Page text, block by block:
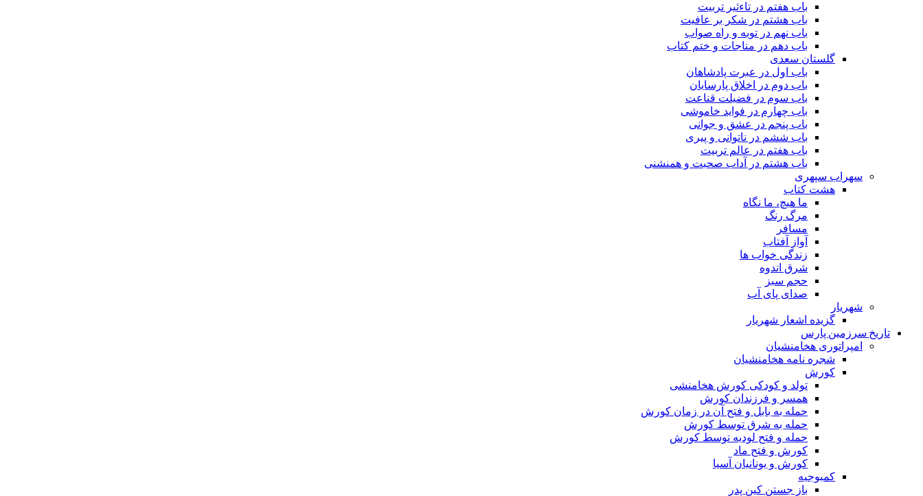
باب هفتم در تاءثیر تربیت
باب هشتم در شکر بر عافیت
باب نهم در توبه و راه صواب
باب دهم در مناجات و ختم کتاب
گلستان سعدی
باب اول در عبرت پادشاهان
باب دوم در اخلاق پارسایان
باب سوم در فضیلت قناعت
باب چهارم در فواید خاموشى
باب پنجم در عشق و جوانى
باب ششم در ناتوانى و پیرى
باب هفتم در عالم تربیت
باب هشتم در آداب صحبت و همنشنى
سهراب سپهری
هشت کتاب
ما هیچ، ما نگاه
مرگ رنگ
مسافر
آواز آفتاب
زندگی خواب ها
شرق اندوه
حجم سبز
صدای پای آب
شهریار
گزیده اشعار شهریار
تاریخ سرزمین پارس
امپراتوری هخامنشیان
شجره نامه هخامنشیان
کورش
تولد و کودکی کورش هخامنشی
همسر و فرزندان کورش
حمله به بابل و فتح آن در زمان کورش
حمله به شرق توسط کورش
حمله و فتح لودیه توسط کورش
کورش و فتح ماد
کورش و یونانیان آسیا
کمبوجیه
باز جستن کین پدر